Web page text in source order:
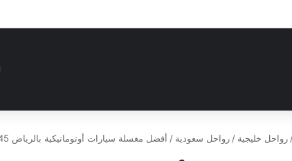
رواحل خليجية / رواحل سعودية / أفضل مغسلة سيارات أوتوماتيكية بالرياض 1445